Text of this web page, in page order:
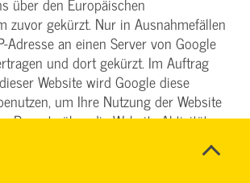
zuvor gekürzt. Nur in Ausnahmefällen
Adresse an einen Server von Google
und dort gekürzt. Im Auftrag
Website wird Google diese
um Ihre Nutzung der Website
Reports über die Website-Aktivitäten
und um weitere mit der Website-
Internetnutzung verbundene